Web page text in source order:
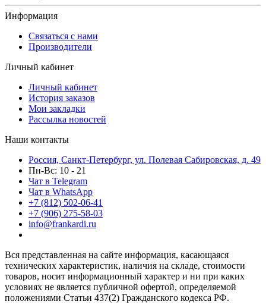
Информация
Связаться с нами
Производители
Личный кабинет
Личный кабинет
История заказов
Мои закладки
Рассылка новостей
Наши контакты
Россия, Санкт-Петербург, ул. Полевая Сабировская, д. 49
Пн-Вс: 10 - 21
Чат в Telegram
Чат в WhatsApp
+7 (812) 502-06-41
+7 (906) 275-58-03
info@frankardi.ru
Вся представленная на сайте информация, касающаяся
технических характеристик, наличия на складе, стоимости
товаров, носит информационный характер и ни при каких
условиях не является публичной офертой, определяемой
положениями Статьи 437(2) Гражданского кодекса РФ.